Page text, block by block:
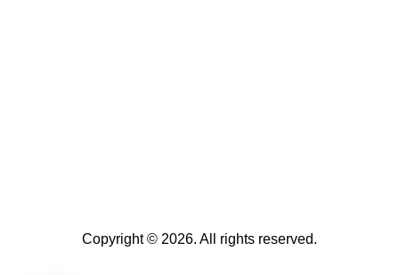
Copyright © 2026. All rights reserved.